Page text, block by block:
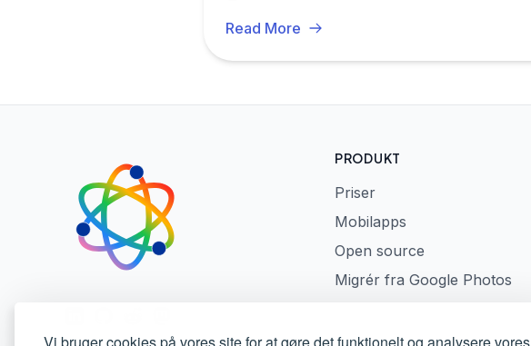
Read More
PRODUKT
Priser
Mobilapps
Open source
Migrér fra Google Photos